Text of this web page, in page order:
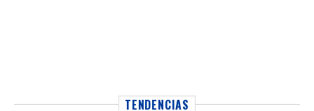
TENDENCIAS